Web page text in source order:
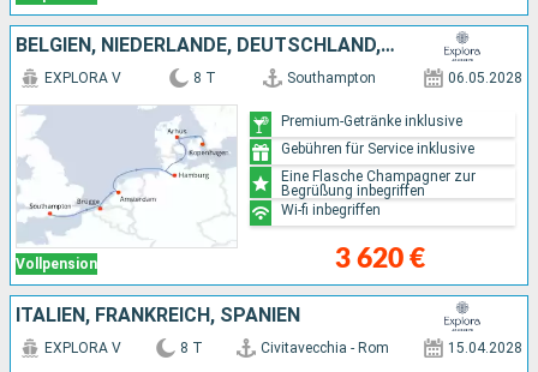
BELGIEN, NIEDERLANDE, DEUTSCHLAND, DÄNEMARK
Vollpension
EXPLORA V 8 T Southampton 06.05.2028
3 620 €
Premium-Getränke inklusive
Gebühren für Service inklusive
Eine Flasche Champagner zur
Begrüßung inbegriffen
Wi-fi inbegriffen
ITALIEN, FRANKREICH, SPANIEN
EXPLORA V 8 T Civitavecchia - Rom 15.04.2028